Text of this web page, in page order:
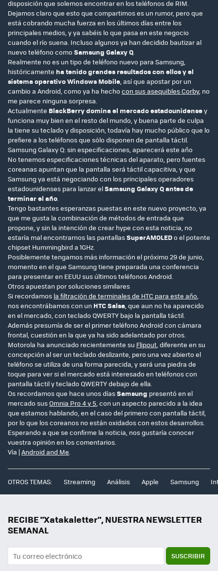
disposición que solemos encontrar en los teléfonos de RIM.
Dejamos claro que esto que compartimos es un rumor, pero que
está cobrando mucha fuerza en los últimos días entre los
principales medios, y ya sabéis lo que pasa en este negocio
cuando el río suena. Incluso algunos ya han decidido bautizar al
nuevo teléfono como Samsung Galaxy Q.
Realmente no es un tipo de teléfono nuevo para Samsung,
históricamente ha tenido grandes resultados con ellos y el
sistema operativo Windows Mobile, así que apostar por un
cambio a Android, como ya ha hecho con sus asequibles Corby, no
me parece ninguna sorpresa.
Actualmente BlackBerry domina el mercado estadounidensey
funciona muy bien en el resto del mundo, y buena parte de culpa
la tiene su teclado y disposición, todavía hay mucho público que lo
prefiere a los teléfonos que sólo disponen de pantalla táctil.
Samsung Galaxy Q: sin especificaciones, aparecerá este año
No tenemos especificaciones técnicas del aparato, pero fuentes
coreanas apuntan que la pantalla será táctil capacitiva, y que
Samsung ya está negociando con los principales operadores
estadounidenses para lanzar elSamsung Galaxy Q antes de
terminar el año.
Tengo bastantes esperanzas puestas en este nuevo proyecto, ya
que me gusta la combinación de métodos de entrada que
propone, y sin la intención de crear hype con esta noticia, no
estaría mal encontrarnos las pantallasSuperAMOLEDo el potente
chipset Hummingbird a 1GHz.
Posiblemente tengamos más información el próximo 29 de junio,
momento en el que Samsung tiene preparada una conferencia
para presentar en EEUU sus últimos teléfonos Android.
Otros apuestan por soluciones similares
Si recordamos la filtración de terminales de HTC para este año,
nos encontrábamos con un HTC Salsa, que aun no ha aparecido
en el mercado, con teclado QWERTY bajo la pantalla táctil.
Además presumía de ser el primer teléfono Android con cámara
frontal, cuestión en la que ya ha sido adelantado por otros.
Motorola ha anunciado recientemente su Flipout, diferente en su
concepción al ser un teclado deslizante, pero una vez abierto el
teléfono se utiliza de una forma parecida, y será una piedra de
toque para ver si el mercado está interesado en teléfonos con
pantalla táctil y teclado QWERTY debajo de ella.
Os recordamos que hace unos díasSamsung presentó en el
mercado susOmnia Pro 4 y 5, con un aspecto parecido a la idea
que estamos hablando, en el caso del primero con pantalla táctil,
por lo que los coreanos no están oxidados con estos desarrollos.
Esperando a que se confirme la noticia, nos gustaría conocer
vuestra opinión en los comentarios.
Vía |Android and Me.
OTROS TEMAS: Streaming Análisis Apple Samsung
RECIBE "Xatakaletter", NUESTRA NEWSLETTER
SEMANAL
SUSCRIBIR